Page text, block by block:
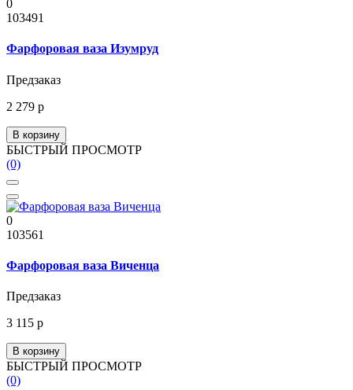
0
103491
Фарфоровая ваза Изумруд
Предзаказ
2 279 р
В корзину
БЫСТРЫЙ ПРОСМОТР
(0)
0
103561
Фарфоровая ваза Виченца
Предзаказ
3 115 р
В корзину
БЫСТРЫЙ ПРОСМОТР
(0)